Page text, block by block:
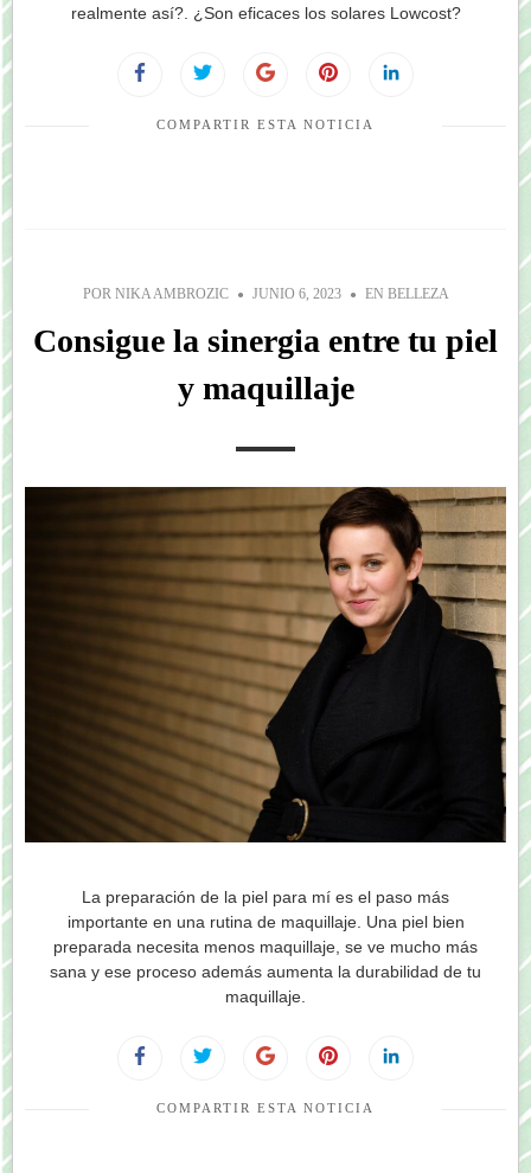
realmente así?. ¿Son eficaces los solares Lowcost?
COMPARTIR ESTA NOTICIA
POR NIKA AMBROZIC JUNIO 6, 2023 EN BELLEZA
Consigue la sinergia entre tu piel
y maquillaje
La preparación de la piel para mí es el paso más
importante en una rutina de maquillaje. Una piel bien
preparada necesita menos maquillaje, se ve mucho más
sana y ese proceso además aumenta la durabilidad de tu
maquillaje.
COMPARTIR ESTA NOTICIA